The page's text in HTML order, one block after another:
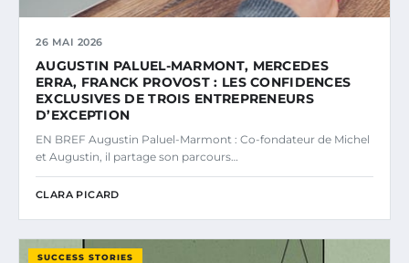
26 MAI 2026
AUGUSTIN PALUEL-MARMONT, MERCEDES
ERRA, FRANCK PROVOST : LES CONFIDENCES
EXCLUSIVES DE TROIS ENTREPRENEURS
D’EXCEPTION
EN BREF Augustin Paluel-Marmont : Co-fondateur de Michel
et Augustin, il partage son parcours…
CLARA PICARD
SUCCESS STORIES